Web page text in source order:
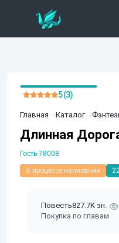
Главная Каталог
Длинная
Гость-78008
В процессе написания
Повесть827.7K зн.
Покупка по главам
5 (3)